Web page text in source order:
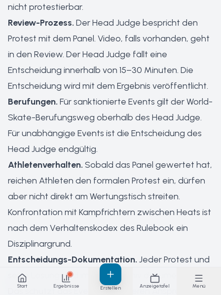
nicht protestierbar.
Review-Prozess. Der Head Judge bespricht den
Protest mit dem Panel. Video, falls vorhanden, geht
in den Review. Der Head Judge fällt eine
Entscheidung innerhalb von 15–30 Minuten. Die
Entscheidung wird mit dem Ergebnis veröffentlicht.
Berufungen. Für sanktionierte Events gilt der World-
Skate-Berufungsweg oberhalb des Head Judge.
Für unabhängige Events ist die Entscheidung des
Head Judge endgültig.
Athletenverhalten. Sobald das Panel gewertet hat,
reichen Athleten den formalen Protest ein, dürfen
aber nicht direkt am Wertungstisch streiten.
Konfrontation mit Kampfrichtern zwischen Heats ist
nach dem Verhaltenskodex des Rulebook ein
Disziplinargrund.
Entscheidungs-Dokumentation. Jeder Protest und
seine Lösung wird im Event-Archiv dokumentiert.
Das schützt das Event vor späteren Ansprüchen
Start Ergebnisse Erstellen Anzeigetafel Menü